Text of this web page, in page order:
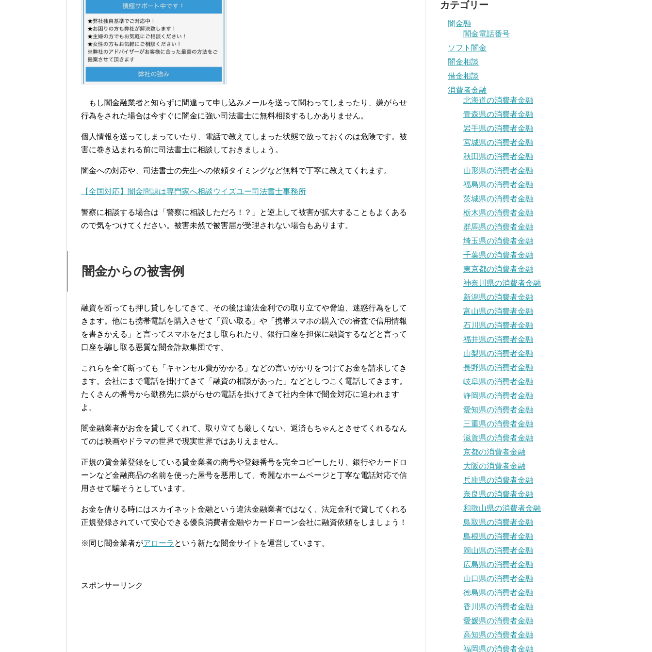
もし闇金融業者と知らずに間違って申し込みメールを送って関わってしまったり、嫌がらせ
行為をされた場合は今すぐに闇金に強い司法書士に無料相談するしかありません。
個人情報を送ってしまっていたり、電話で教えてしまった状態で放っておくのは危険です。被
害に巻き込まれる前に司法書士に相談しておきましょう。
闇金への対応や、司法書士の先生への依頼タイミングなど無料で丁寧に教えてくれます。
【全国対応】闇金問題は専門家へ相談ウイズユー司法書士事務所
警察に相談する場合は「警察に相談しただろ！？」と逆上して被害が拡大することもよくある
ので気をつけてください。被害未然で被害届が受理されない場合もあります。
闇金からの被害例
融資を断っても押し貸しをしてきて、その後は違法金利での取り立てや脅迫、迷惑行為をして
きます。他にも携帯電話を購入させて「買い取る」や「携帯スマホの購入での審査で信用情報
を書きかえる」と言ってスマホをだまし取られたり、銀行口座を担保に融資するなどと言って
口座を騙し取る悪質な闇金詐欺集団です。
これらを全て断っても「キャンセル費がかかる」などの言いがかりをつけてお金を請求してき
ます。会社にまで電話を掛けてきて「融資の相談があった」などとしつこく電話してきます。
たくさんの番号から勤務先に嫌がらせの電話を掛けてきて社内全体で闇金対応に追われます
よ。
闇金融業者がお金を貸してくれて、取り立ても厳しくない、返済もちゃんとさせてくれるなん
てのは映画やドラマの世界で現実世界ではありえません。
正規の貸金業登録をしている貸金業者の商号や登録番号を完全コピーしたり、銀行やカードロ
ーンなど金融商品の名前を使った屋号を悪用して、奇麗なホームページと丁寧な電話対応で信
用させて騙そうとしています。
お金を借りる時にはスカイネット金融という違法金融業者ではなく、法定金利で貸してくれる
正規登録されていて安心できる優良消費者金融やカードローン会社に融資依頼をしましょう！
※同じ闇金業者がアローラ という新たな闇金サイトを運営しています。
スポンサーリンク
カテゴリー
闇金融
闇金電話番号
ソフト闇金
闇金相談
借金相談
消費者金融
北海道の消費者金融
青森県の消費者金融
岩手県の消費者金融
宮城県の消費者金融
秋田県の消費者金融
山形県の消費者金融
福島県の消費者金融
茨城県の消費者金融
栃木県の消費者金融
群馬県の消費者金融
埼玉県の消費者金融
千葉県の消費者金融
東京都の消費者金融
神奈川県の消費者金融
新潟県の消費者金融
富山県の消費者金融
石川県の消費者金融
福井県の消費者金融
山梨県の消費者金融
長野県の消費者金融
岐阜県の消費者金融
静岡県の消費者金融
愛知県の消費者金融
三重県の消費者金融
滋賀県の消費者金融
京都の消費者金融
大阪の消費者金融
兵庫県の消費者金融
奈良県の消費者金融
和歌山県の消費者金融
鳥取県の消費者金融
島根県の消費者金融
岡山県の消費者金融
広島県の消費者金融
山口県の消費者金融
徳島県の消費者金融
香川県の消費者金融
愛媛県の消費者金融
高知県の消費者金融
福岡県の消費者金融